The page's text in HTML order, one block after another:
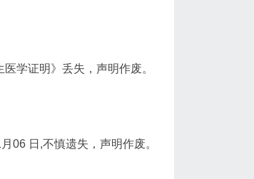
学证明》丢失，声明作废。
06 日,不慎遗失，声明作废。